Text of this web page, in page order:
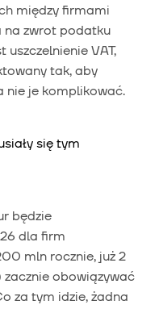
między firmami
na zwrot podatku
uszczelnienie VAT,
tak, aby
nie je komplikować.
się tym
będzie
dla firm
mln rocznie, już 2
obowiązywać
za tym idzie, żadna